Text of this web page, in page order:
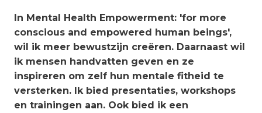
In Mental Health Empowerment: 'for more
conscious and empowered human beings',
wil ik meer bewustzijn creëren. Daarnaast wil
ik mensen handvatten geven en ze
inspireren om zelf hun mentale fitheid te
versterken. Ik bied presentaties, workshops
en trainingen aan. Ook bied ik een